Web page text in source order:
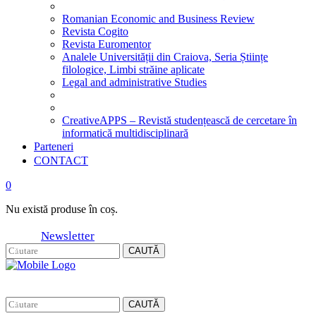
Romanian Economic and Business Review
Revista Cogito
Revista Euromentor
Analele Universității din Craiova, Seria Științe
filologice, Limbi străine aplicate
Legal and administrative Studies
CreativeAPPS – Revistă studențească de cercetare în
informatică multidisciplinară
Parteneri
CONTACT
0
Nu există produse în coș.
Newsletter
CAUTĂ
CAUTĂ